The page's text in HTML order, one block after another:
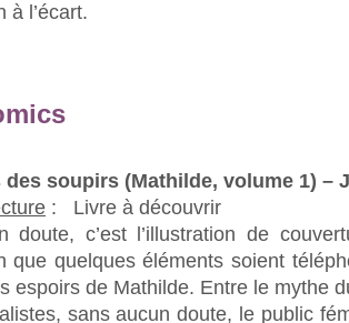
à l’écart.
des soupirs (Mathilde, volume 1) –
:
Livre à découvrir
doute, c’est l’illustration de
que quelques éléments soient
espoirs de Mathilde. Entre le mythe
sans aucun doute, le public